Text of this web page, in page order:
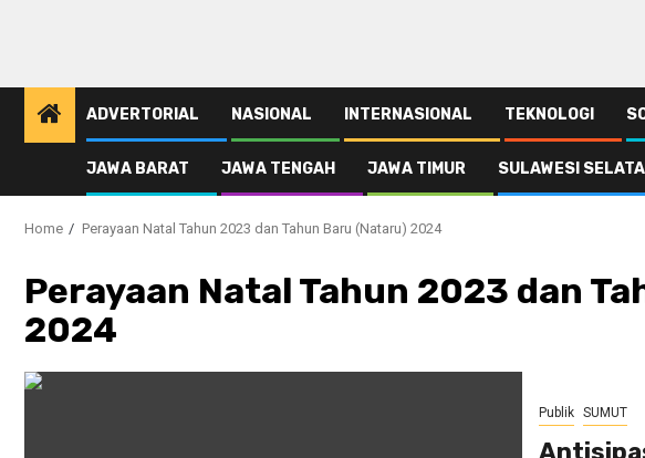
ADVERTORIAL NASIONAL INTERNASIONAL TEKNOLOGI
JAWA BARAT JAWA TENGAH JAWA TIMUR SULAWESI
Home Perayaan Natal Tahun 2023 dan Tahun Baru (Nataru) 2024
Perayaan Natal Tahun 2023 dan
2024
Publik SUMUT